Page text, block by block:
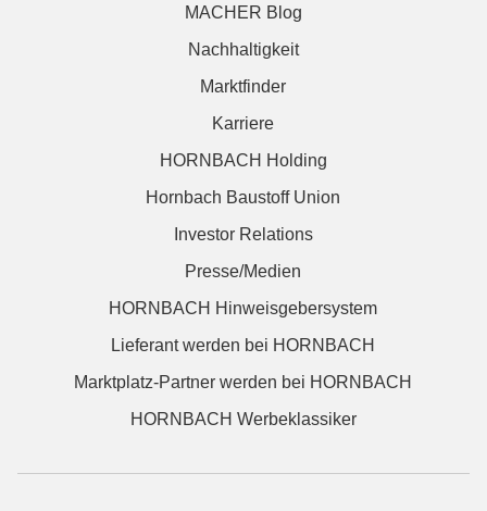
MACHER Blog
Nachhaltigkeit
Marktfinder
Karriere
HORNBACH Holding
Hornbach Baustoff Union
Investor Relations
Presse/Medien
HORNBACH Hinweisgebersystem
Lieferant werden bei HORNBACH
Marktplatz-Partner werden bei HORNBACH
HORNBACH Werbeklassiker